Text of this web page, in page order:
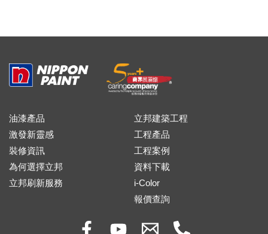
油漆產品
激發新靈感
裝修資訊
為何選擇立邦
立邦刷新服務
立邦建築工程
工程產品
工程案例
資料下載
i-Color
報價查詢